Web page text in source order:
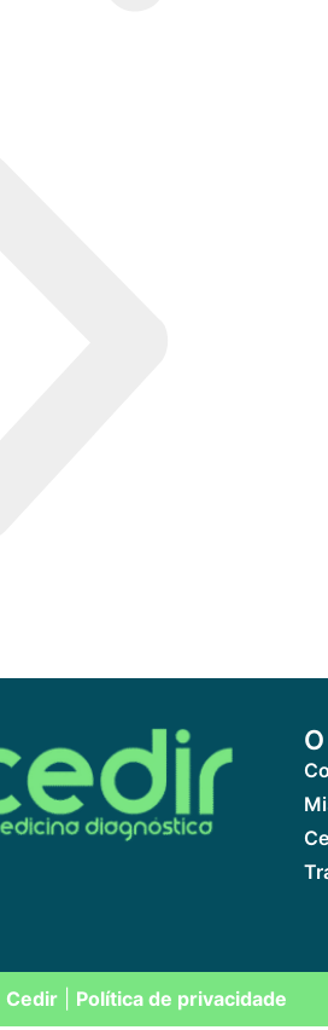
Cedir| Política de privacidade